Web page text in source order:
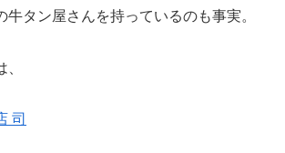
牛タン屋さんを持っているのも事実。
司